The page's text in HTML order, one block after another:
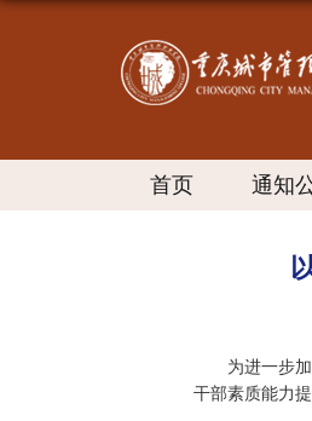
首页 通知
为进一步
干部素质能力